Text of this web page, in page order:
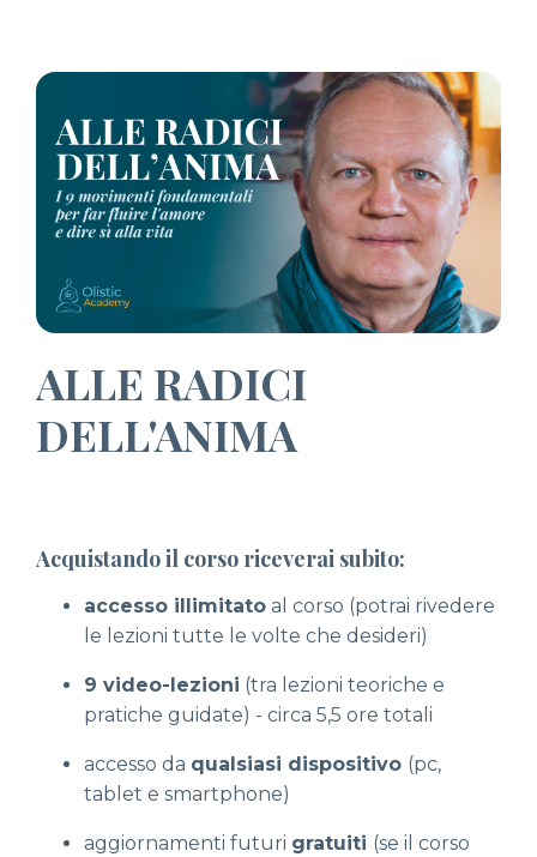
ALLE RADICI
DELL'ANIMA
Acquistando il corso riceverai subito:
accesso illimitato al corso (potrai rivedere
le lezioni tutte le volte che desideri)
9 video-lezioni (tra lezioni teoriche e
pratiche guidate) - circa 5,5 ore totali
accesso da qualsiasi dispositivo (pc,
tablet e smartphone)
aggiornamenti futuri gratuiti (se il corso